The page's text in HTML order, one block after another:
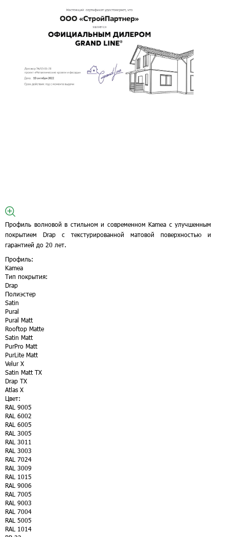
Профиль волновой в стильном и современном Kamea с улучшенным
покрытием Drap с текстурированной матовой поверхностью и
гарантией до 20 лет.
Профиль:
Kamea
Тип покрытия:
Drap
Полиэстер
Satin
Pural
Pural Matt
Rooftop Matte
Satin Matt
PurPro Matt
PurLite Matt
Velur X
Satin Matt TX
Drap TX
Atlas X
Цвет:
RAL 9005
RAL 6002
RAL 6005
RAL 3005
RAL 3011
RAL 3003
RAL 7024
RAL 3009
RAL 1015
RAL 9006
RAL 7005
RAL 9003
RAL 7004
RAL 5005
RAL 1014